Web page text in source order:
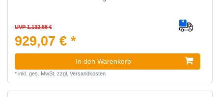
UVP 1.132,88 €
929,07 € *
In den Warenkorb
* inkl. ges. MwSt. zzgl. Versandkosten